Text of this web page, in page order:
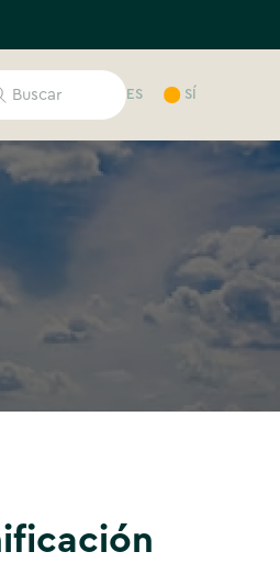
ES SÍ